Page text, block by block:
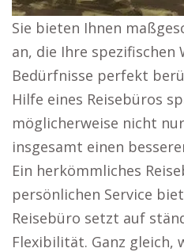
Sie bieten Ihnen
an, die Ihre spezifischen
Bedürfnisse perfekt
Hilfe eines Reisebüros
möglicherweise nicht
insgesamt einen
Ein herkömmliches
persönlichen Service
Reisebüro setzt auf
Flexibilität. Ganz gleich,